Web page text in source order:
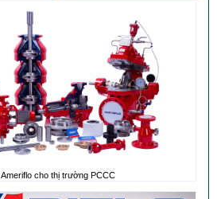
cho thị trường PCCC